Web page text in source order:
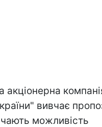
акціонерна
вивчає
можливість